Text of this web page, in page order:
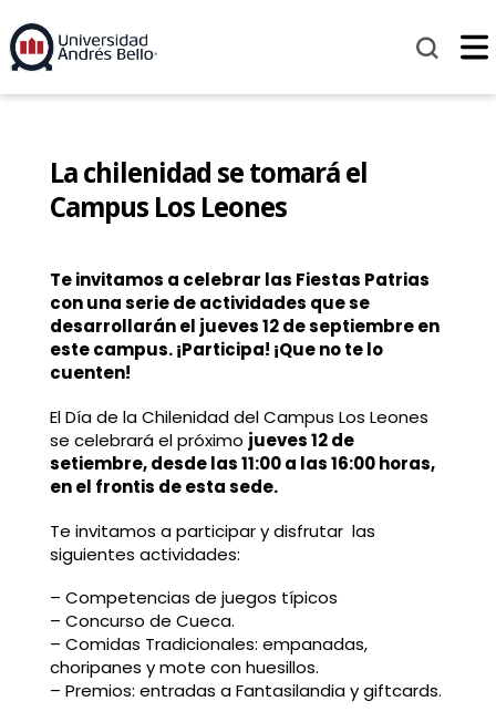
La chilenidad se tomará el
Campus Los Leones
Te invitamos a celebrar las Fiestas Patrias
con una serie de actividades que se
desarrollarán el jueves 12 de septiembre en
este campus. ¡Participa! ¡Que no te lo
cuenten!
El Día de la Chilenidad del Campus Los Leones
se celebrará el próximo jueves 12 de
setiembre, desde las 11:00 a las 16:00 horas,
en el frontis de esta sede.
Te invitamos a participar y disfrutar las
siguientes actividades:
– Competencias de juegos típicos
– Concurso de Cueca.
– Comidas Tradicionales: empanadas,
choripanes y mote con huesillos.
– Premios: entradas a Fantasilandia y giftcards.